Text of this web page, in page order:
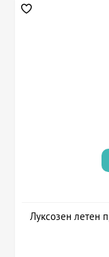
Луксозен летен